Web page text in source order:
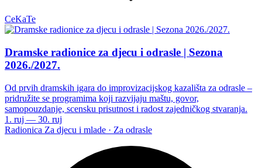
CeKaTe
Dramske radionice za djecu i odrasle | Sezona
2026./2027.
Od prvih dramskih igara do improvizacijskog kazališta za odrasle –
pridružite se programima koji razvijaju maštu, govor,
samopouzdanje, scensku prisutnost i radost zajedničkog stvaranja.
1. ruj — 30. ruj
Radionica Za djecu i mlade · Za odrasle